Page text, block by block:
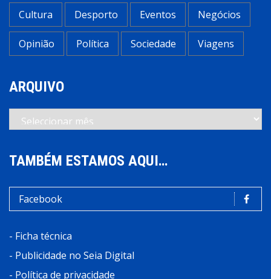
Cultura Desporto Eventos Negócios
Opinião Política Sociedade Viagens
ARQUIVO
Arquivo
TAMBÉM ESTAMOS AQUI…
Facebook
- Ficha técnica
- Publicidade no Seia Digital
- Política de privacidade